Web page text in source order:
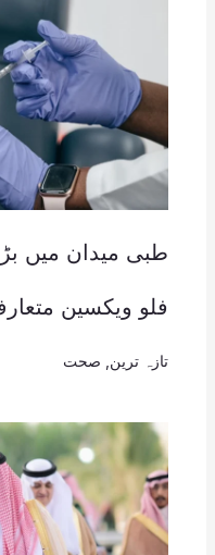
طبی میدان میں
فلو ویکسین
تازہ ترین صحت